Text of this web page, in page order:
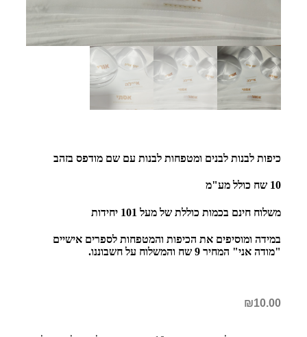
כיפות לבנות לבנים ומטפחות לבנות עם שם מודפס בזהב
10 שח כולל מע"מ
משלוח חינם בכמות כוללת של מעל 101 יחידות
במידה ומוסיפים את הכיפות והמטפחות לספרים אישיים
"מודה אני" המחיר 9 שח והמשלוח על חשבוננו.
₪10.00